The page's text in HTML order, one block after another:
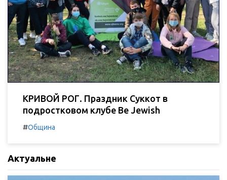
КРИВОЙ РОГ. Праздник Суккот в
подростковом клубе Be Jewish
#Община
Актуальне